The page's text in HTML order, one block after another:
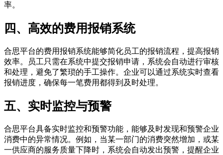
率。
四、高效的费用报销系统
合思平台的费用报销系统能够简化员工的报销流程，提高报销
效率。员工只需在系统中提交报销申请，系统会自动进行审核
和处理，避免了繁琐的手工操作。企业可以通过系统实时查看
报销进度，确保每一笔费用都得到及时处理。
五、实时监控与预警
合思平台具备实时监控和预警功能，能够及时发现和预警企业
消费中的异常情况。例如，当某一部门的消费突然增加，或某
一供应商的服务质量下降时，系统会自动发出预警，提醒企业